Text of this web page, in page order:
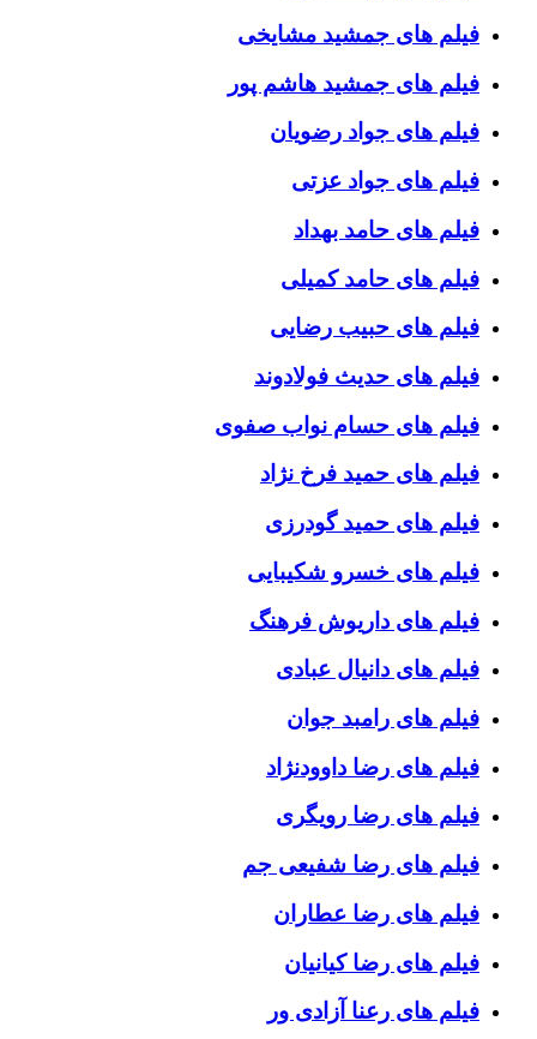
فیلم های جمشید مشایخی
فیلم های جمشید هاشم پور
فیلم های جواد رضویان
فیلم های جواد عزتی
فیلم های حامد بهداد
فیلم های حامد کمیلی
فیلم های حبیب رضایی
فیلم های حدیث فولادوند
فیلم های حسام نواب صفوی
فیلم های حمید فرخ نژاد
فیلم های حمید گودرزی
فیلم های خسرو شکیبایی
فیلم های داریوش فرهنگ
فیلم های دانیال عبادی
فیلم های رامبد جوان
فیلم های رضا داوودنژاد
فیلم های رضا رویگری
فیلم های رضا شفیعی جم
فیلم های رضا عطاران
فیلم های رضا کیانیان
فیلم های رعنا آزادی ور